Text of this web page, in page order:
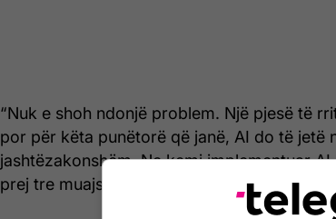
“Nuk e shoh ndonjë problem. Një pjesë të
por për këta punëtorë që janë, AI do të jetë
jashtëzakonshëm. Ne kemi implementuar
prej tre muajsh, derisa u testua edhe më